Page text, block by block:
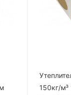
150кг/